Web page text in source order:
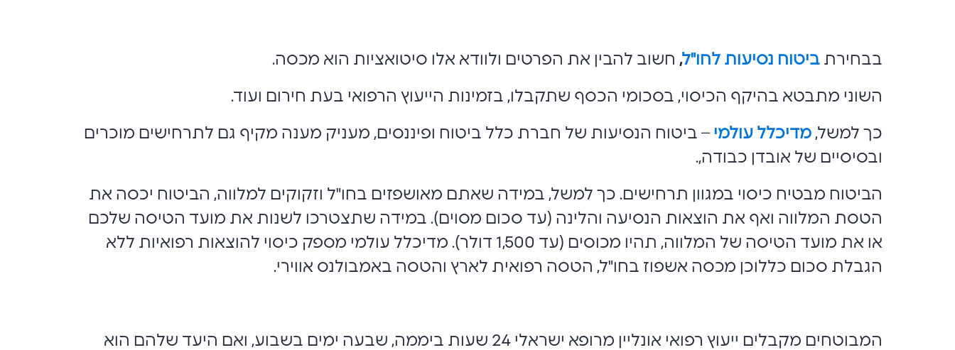
בבחירתביטוח נסיעות לחו"ל, חשוב להבין את הפרטים ולוודא אלו סיטואציות הוא מכסה.
השוני מתבטא בהיקף הכיסוי, בסכומי הכסף שתקבלו, בזמינות הייעוץ הרפואי בעת חירום ועוד.
כך למשל,מדיכלל עולמי – ביטוח הנסיעות של חברת כלל ביטוח ופיננסים, מעניק מענה מקיף גם לתרחישים מוכרים
ובסיסיים של אובדן כבודה,.
הביטוח מבטיח כיסוי במגוון תרחישים. כך למשל, במידה שאתם מאושפזים בחו"ל וזקוקים למלווה, הביטוח יכסה את
הטסת המלווה ואף את הוצאות הנסיעה והלינה (עד סכום מסוים). במידה שתצטרכו לשנות את מועד הטיסה שלכם
או את מועד הטיסה של המלווה, תהיו מכוסים (עד 1,500 דולר). מדיכלל עולמי מספק כיסוי להוצאות רפואיות ללא
הגבלת סכום כללוכן מכסה אשפוז בחו"ל, הטסה רפואית לארץ והטסה באמבולנס אווירי.
המבוטחים מקבלים ייעוץ רפואי אונליין מרופא ישראלי 24 שעות ביממה, שבעה ימים בשבוע, ואם היעד שלהם הוא